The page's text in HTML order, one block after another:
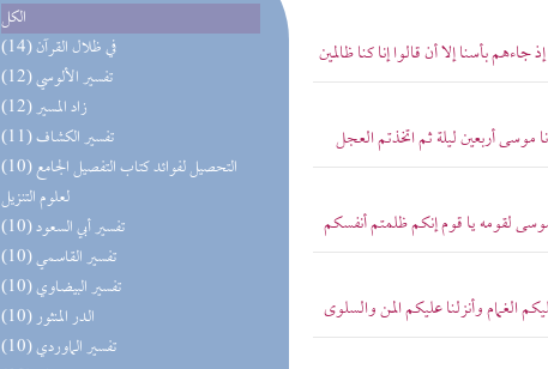
الكل
(14) في ظلال القرآن
(12) تفسير الألوسي
(12) زاد المسير
(11) تفسير الكشاف
(10) التحصيل لفوائد كتاب التفصيل الجامع
لعلوم التنزيل
(10) تفسير أبي السعود
(10) تفسير القاسمي
(10) تفسير البيضاوي
(10) الدر المنثور
(10) تفسير الماوردي
بأسنا إلا أن قالوا إنا كنا ظالمين
أربعين ليلة ثم اتخذتم العجل
لقومه يا قوم إنكم ظلمتم أنفسكم
الغمام وأنزلنا عليكم المن والسلوى